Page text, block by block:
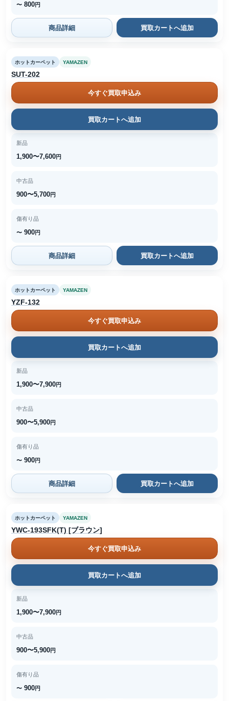
〜 800円
商品詳細 買取カートへ追加
ホットカーペット YAMAZEN
SUT-202
今すぐ買取申込み
買取カートへ追加
新品
1,900〜7,600円
中古品
900〜5,700円
傷有り品
〜 900円
商品詳細 買取カートへ追加
ホットカーペット YAMAZEN
YZF-132
今すぐ買取申込み
買取カートへ追加
新品
1,900〜7,900円
中古品
900〜5,900円
傷有り品
〜 900円
商品詳細 買取カートへ追加
ホットカーペット YAMAZEN
YWC-193SFK(T) [ブラウン]
今すぐ買取申込み
買取カートへ追加
新品
1,900〜7,900円
中古品
900〜5,900円
傷有り品
〜 900円